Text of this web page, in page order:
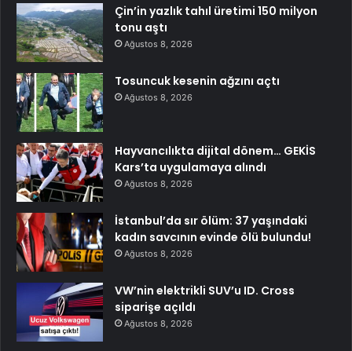
Çin’in yazlık tahıl üretimi 150 milyon
tonu aştı
Ağustos 8, 2026
Tosuncuk kesenin ağzını açtı
Ağustos 8, 2026
Hayvancılıkta dijital dönem… GEKİS
Kars’ta uygulamaya alındı
Ağustos 8, 2026
İstanbul’da sır ölüm: 37 yaşındaki
kadın savcının evinde ölü bulundu!
Ağustos 8, 2026
VW’nin elektrikli SUV’u ID. Cross
siparişe açıldı
Ağustos 8, 2026